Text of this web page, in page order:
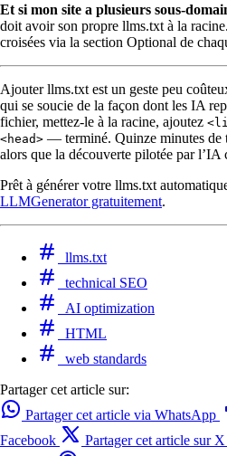
Et si mon site a plusieurs sous-
doit avoir son propre llms.txt à la
croisées via la section Optional de
Ajouter llms.txt est un geste peu
qui se soucie de la façon dont les IA
fichier, mettez-le à la racine, ajoutez
<head> — terminé. Quinze minutes de
alors que la découverte pilotée par l’IA
Prêt à générer votre llms.txt
LLMGenerator gratuitement.
llms.txt
technical SEO
AI optimization
HTML
web standards
Partager cet article sur:
Partager cet article via WhatsApp
Facebook
Partager cet article sur X